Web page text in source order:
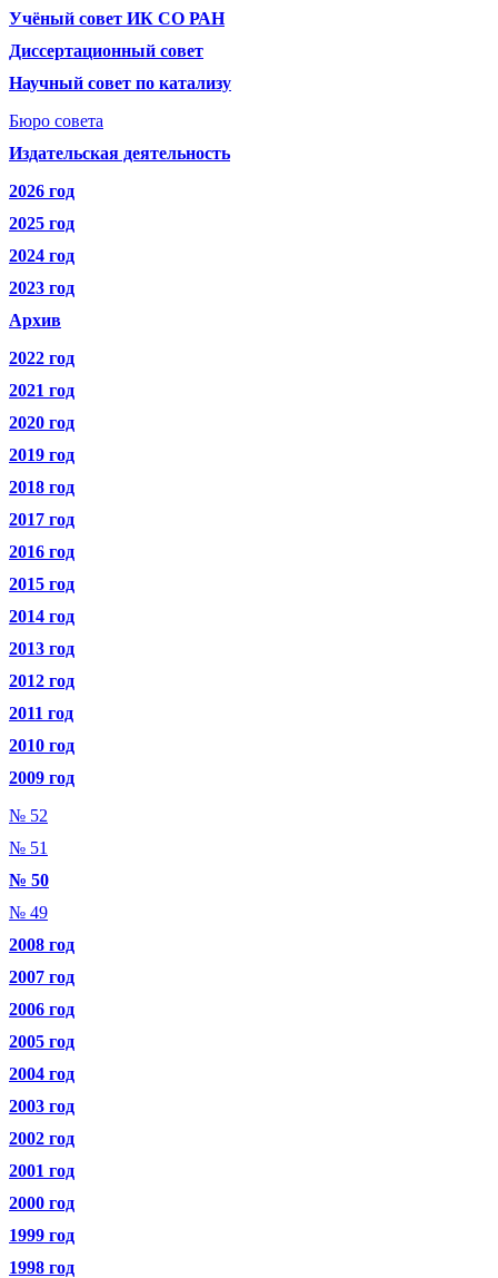
Учёный совет ИК СО РАН
Диссертационный совет
Научный совет по катализу
Бюро совета
Издательская деятельность
2026 год
2025 год
2024 год
2023 год
Архив
2022 год
2021 год
2020 год
2019 год
2018 год
2017 год
2016 год
2015 год
2014 год
2013 год
2012 год
2011 год
2010 год
2009 год
№ 52
№ 51
№ 50
№ 49
2008 год
2007 год
2006 год
2005 год
2004 год
2003 год
2002 год
2001 год
2000 год
1999 год
1998 год